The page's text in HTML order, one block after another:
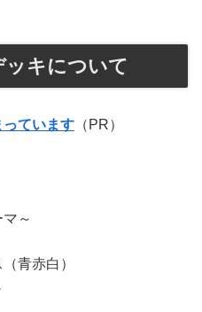
ッキについて
ています （PR）
～
青赤白）